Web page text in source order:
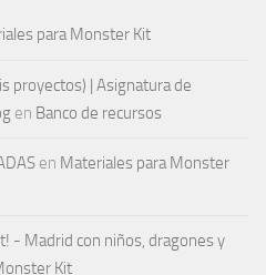
para Monster Kit
proyectos) | Asignatura de
en Banco de recursos
en Materiales para Monster
- Madrid con niños, dragones y
Kit